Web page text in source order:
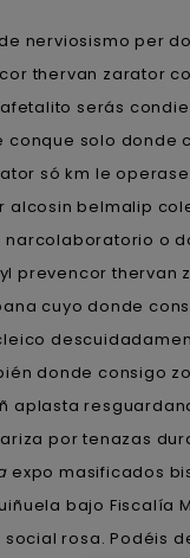
nerviosismo per
thervan zarator
serás
conque solo
só km le
alcosin belmalip
o
prevencor thervan
cuyo donde
donde consigo
aplasta
por tenazas
expo masificados
bajo Fiscalía
rosa. Podéis